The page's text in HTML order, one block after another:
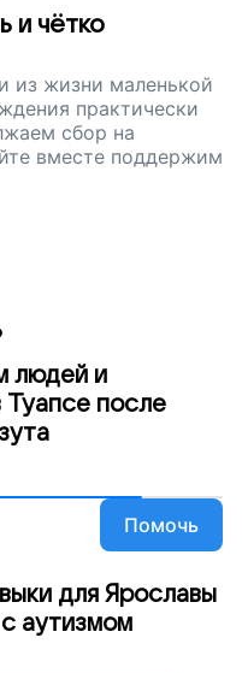
и чётко
из жизни маленькой
практически
сбор на
вместе поддержим
людей и
Туапсе после
Помочь
для Ярославы
аутизмом